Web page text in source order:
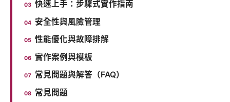
快速上手：步驟式實作指南
安全性與風險管理
性能優化與故障排解
實作案例與模板
常見問題與解答（FAQ）
常見問題